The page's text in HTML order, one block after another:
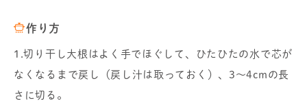
作り方
1.切り干し大根はよく手でほぐして、ひたひたの水で芯が
なくなるまで戻し（戻し汁は取っておく）、3～4cmの長
さに切る。